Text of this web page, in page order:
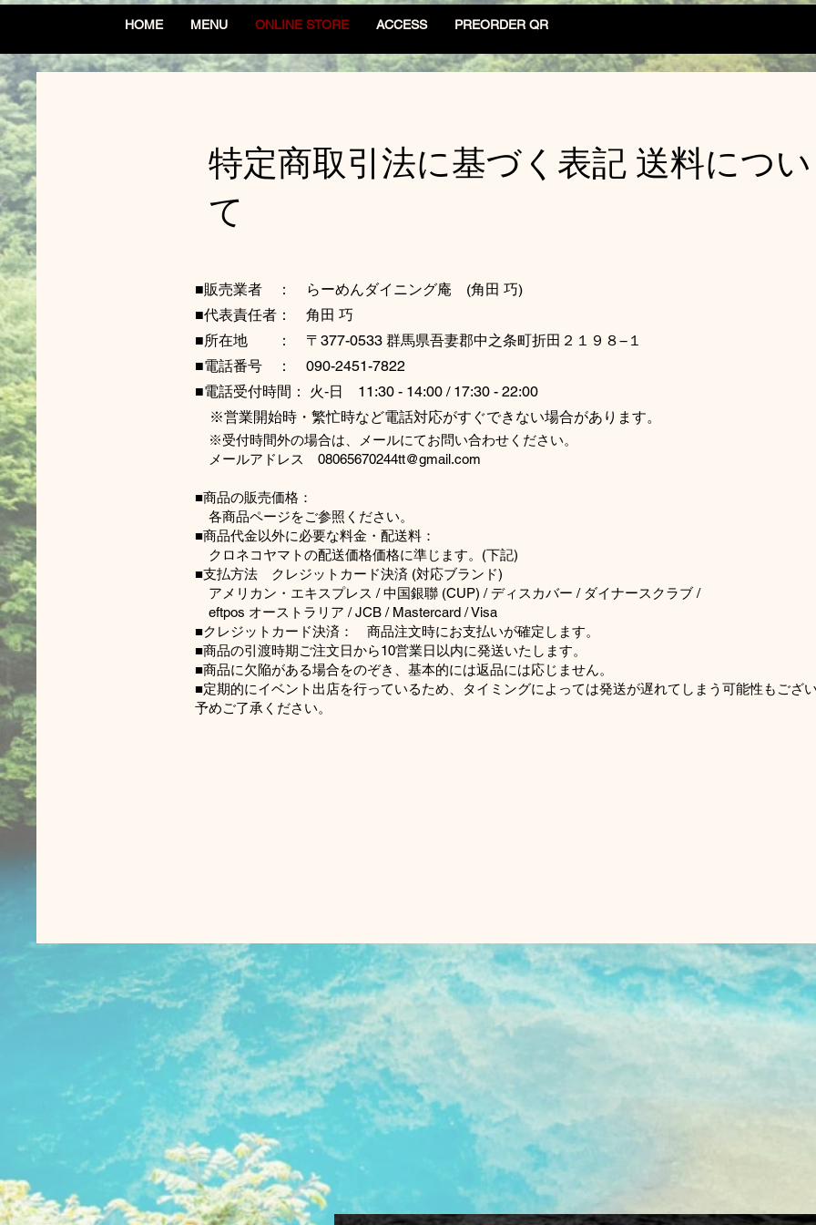
HOME MENU ONLINE STORE ACCESS PREORDER QR
特定商取引法に基づく表記 送料につい
て
■販売業者 ： らーめんダイニング庵 (角田 巧)
■代表責任者： 角田 巧
■所在地 ： 〒377-0533 群馬県吾妻郡中之条町折田２１９８−１
■電話番号 ： 090-2451-7822
■電話受付時間： 火‐日 11:30 - 14:00 / 17:30 - 22:00
※営業開始時・繁忙時など電話対応がすぐできない場合があります。
※受付時間外の場合は、メールにてお問い合わせください。
メールアドレス 08065670244tt@gmail.com
■商品の販売価格：
各商品ページをご参照ください。
■商品代金以外に必要な料金・配送料：
クロネコヤマトの配送価格価格に準じます。(下記)
■支払方法 クレジットカード決済 (対応ブランド)
アメリカン・エキスプレス / 中国銀聯 (CUP) / ディスカバー / ダイナースクラブ /
eftpos オーストラリア / JCB / Mastercard / Visa
■クレジットカード決済： 商品注文時にお支払いが確定します。
■商品の引渡時期ご注文日から10営業日以内に発送いたします。
■商品に欠陥がある場合をのぞき、基本的には返品には応じません。
■定期的にイベント出店を行っているため、タイミングによっては発送が遅れてしまう可能性もござ
予めご了承ください。